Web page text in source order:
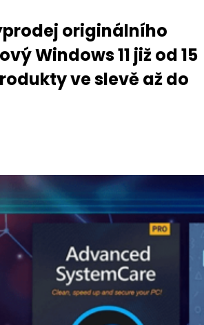
originálního
Windows 11 již od 15
ve slevě až do